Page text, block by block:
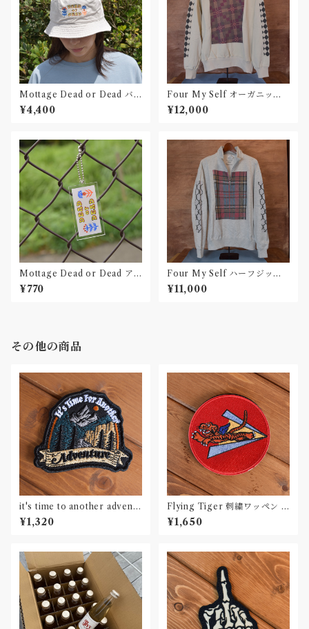
Mottage Dead or Dead バ
ゲットハット 刺繍
¥4,400
Four My Self オーガニック
コットンスウェット013
¥12,000
Mottage Dead or Dead ア
クリルキーホルダー
¥770
Four My Self ハーフジップ
スウェット012
¥11,000
その他の商品
it's time to another adventu
re 刺繍ワッペン Patch
¥1,320
Flying Tiger 刺繍ワッペン P
atch
¥1,650